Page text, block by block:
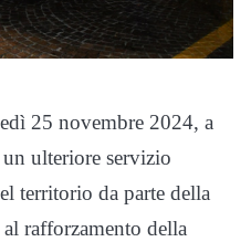
25 novembre 2024, a
ulteriore servizio
territorio da parte della
rafforzamento della